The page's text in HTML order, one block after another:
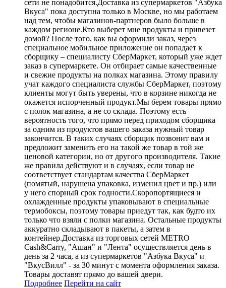
сети не понадобится.Доставка из супермаркетов "Азбука
Вкуса" пока доступна только в Москве, но мы работаем
над тем, чтобы магазинов-партнеров было больше в
каждом регионе.Кто выберет мне продукты и привезет
домой? После того, как вы оформили заказ, через
специальное мобильное приложение он попадает к
сборщику – специалисту СберМаркет, который уже ждет
заказ в супермаркете. Он отбирает самые качественные
и свежие продукты на полках магазина. Этому правилу
учат каждого специалиста службы СберМаркет, поэтому
клиенты могут быть уверены, что в корзине никогда не
окажется испорченный продукт.Мы берем товары прямо
с полок магазина, а не со склада. Поэтому есть
вероятность того, что прямо перед приходом сборщика
за одним из продуктов вашего заказа нужный товар
закончится. В таких случаях сборщик позвонит вам и
предложит заменить его на такой же товар в той же
ценовой категории, но от другого производителя. Такие
же правила действуют и в случаях, если товар не
соответствует стандартам качества СберМаркет
(помятый, нарушена упаковка, изменил цвет и пр.) или
у него спорный срок годности.Скоропортящиеся и
охлажденные продукты упаковывают в специальные
термобоксы, поэтому товары приедут так, как будто их
только что взяли с полки магазина. Остальные продукты
аккуратно складывают в пакеты, а затем в
контейнер.Доставка из торговых сетей METRO
Cash&Carry, "Ашан" и "Лента" осуществляется день в
день за 2 часа, а из супермаркетов "Азбука Вкуса" и
"ВкусВилл" - за 30 минут с момента оформления заказа.
Товары доставят прямо до вашей двери.
Подробнее Перейти на сайт